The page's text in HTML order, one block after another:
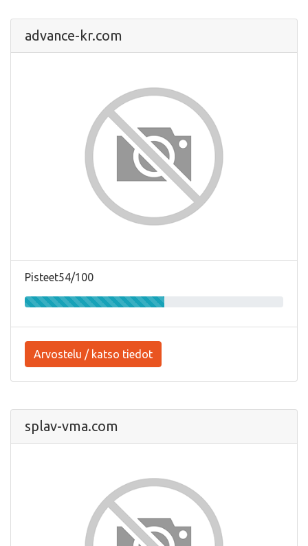
advance-kr.com
Pisteet54/100
Arvostelu / katso tiedot
splav-vma.com